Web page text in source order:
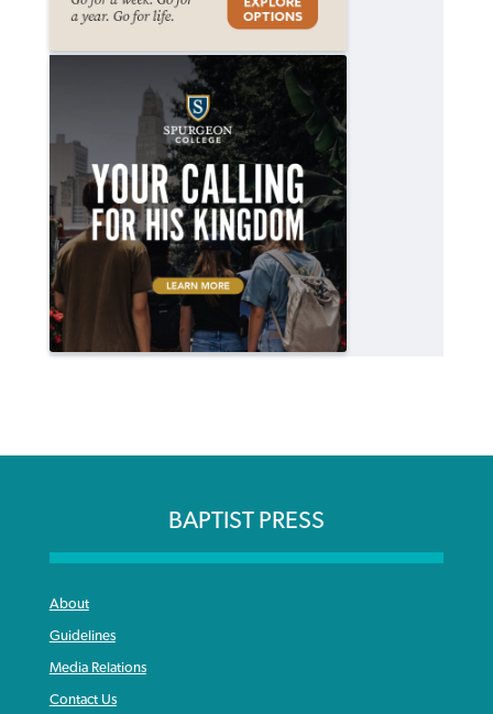
BAPTIST PRESS
About
Guidelines
Media Relations
Contact Us